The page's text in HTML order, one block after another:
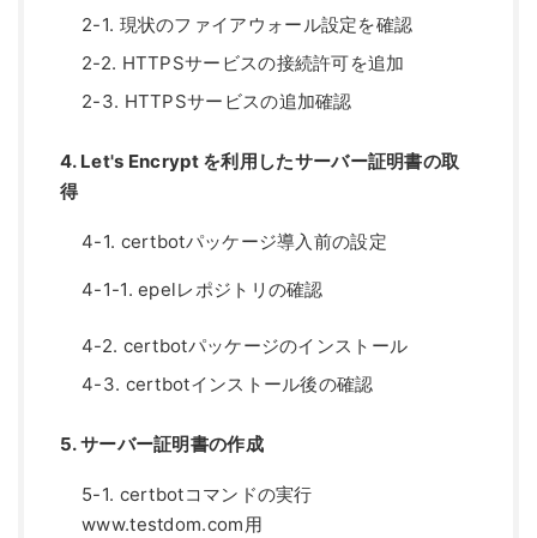
2-1. 現状のファイアウォール設定を確認
2-2. HTTPSサービスの接続許可を追加
2-3. HTTPSサービスの追加確認
4. Let's Encrypt を利用したサーバー証明書の取
得
4-1. certbotパッケージ導入前の設定
4-1-1. epelレポジトリの確認
4-2. certbotパッケージのインストール
4-3. certbotインストール後の確認
5. サーバー証明書の作成
5-1. certbotコマンドの実行
www.testdom.com用